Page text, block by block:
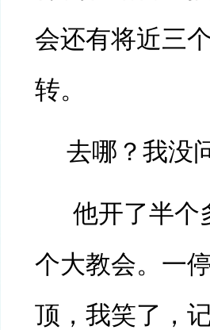
会还有将近三
转。
去哪？我没问
他开了半个
个大教会。一
顶，我笑了，